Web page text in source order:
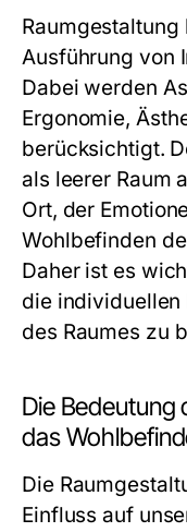
Ausführung von
Dabei werden
Ergonomie,
berücksichtigt.
als leerer Raum
Ort, der
Wohlbefinden
Daher ist es
die individuellen
des Raumes zu
Die Bedeutung
das
Die
Einfluss auf